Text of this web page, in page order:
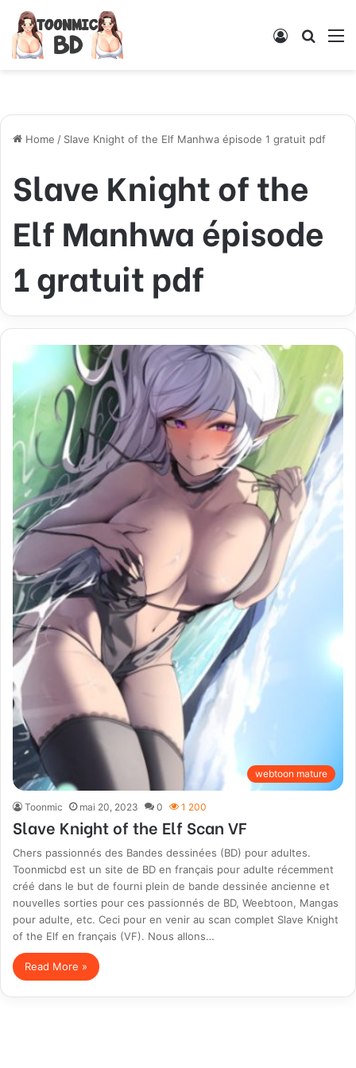
Log
Home / Slave Knight of the Elf Manhwa épisode 1 gratuit pdf
Slave Knight of the
Elf Manhwa épisode
1 gratuit pdf
webtoon mature
Toonmic mai 20, 2023 0 1 200
Slave Knight of the Elf Scan VF
Chers passionnés des Bandes dessinées (BD) pour adultes.
Toonmicbd est un site de BD en français pour adulte récemment
créé dans le but de fourni plein de bande dessinée ancienne et
nouvelles sorties pour ces passionnés de BD, Weebtoon, Mangas
pour adulte, etc. Ceci pour en venir au scan complet Slave Knight
of the Elf en français (VF). Nous allons…
Read More »